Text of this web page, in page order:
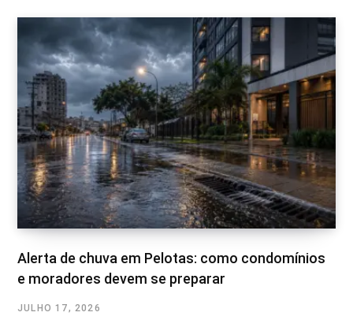
Alerta de chuva em Pelotas: como condomínios
e moradores devem se preparar
JULHO 17, 2026